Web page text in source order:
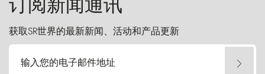
获取SR世界的最新新闻、活动和产品更新
输入您的电子邮件地址